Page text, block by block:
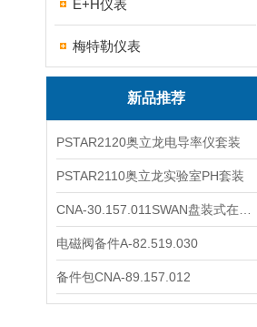
E+H仪表
梅特勒仪表
新品推荐
PSTAR2120奥立龙电导率仪套装
PSTAR2110奥立龙实验室PH套装
电磁阀备件A-82.519.030
备件包CNA-89.157.012